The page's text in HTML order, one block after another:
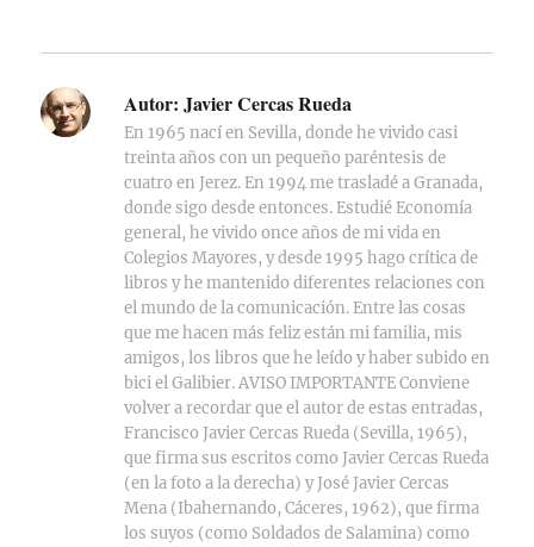
Autor: Javier Cercas Rueda
En 1965 nací en Sevilla, donde he vivido casi
treinta años con un pequeño paréntesis de
cuatro en Jerez. En 1994 me trasladé a Granada,
donde sigo desde entonces. Estudié Economía
general, he vivido once años de mi vida en
Colegios Mayores, y desde 1995 hago crítica de
libros y he mantenido diferentes relaciones con
el mundo de la comunicación. Entre las cosas
que me hacen más feliz están mi familia, mis
amigos, los libros que he leído y haber subido en
bici el Galibier. AVISO IMPORTANTE Conviene
volver a recordar que el autor de estas entradas,
Francisco Javier Cercas Rueda (Sevilla, 1965),
que firma sus escritos como Javier Cercas Rueda
(en la foto a la derecha) y José Javier Cercas
Mena (Ibahernando, Cáceres, 1962), que firma
los suyos (como Soldados de Salamina) como